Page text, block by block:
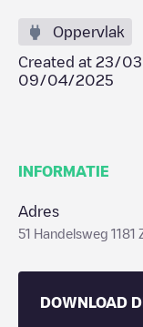
Oppervlak
Created at 23/
09/04/2025
INFORMATIE
Adres
51 Handelsweg 1181
DOWNLOAD